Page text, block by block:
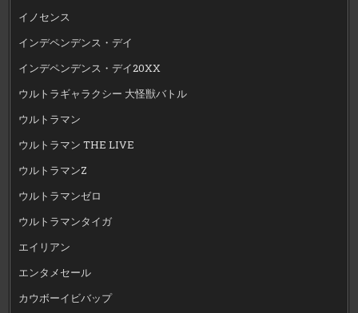
イノセンス
インデペンデンス・デイ
インデペンデンス・デイ20XX
ウルトラギャラクシー 大怪獣バトル
ウルトラマン
ウルトラマン THE LIVE
ウルトラマンZ
ウルトラマンゼロ
ウルトラマンタイガ
エイリアン
エンタメセール
カウボーイビバップ